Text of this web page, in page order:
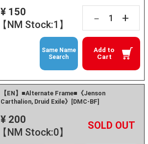
¥ 150
【NM Stock:1】
－ +
Add to
Cart
Same Name
Search
【EN】■Alternate Frame■《Jenson
Carthalion, Druid Exile》[DMC-BF]
¥ 200
【NM Stock:0】
－ +